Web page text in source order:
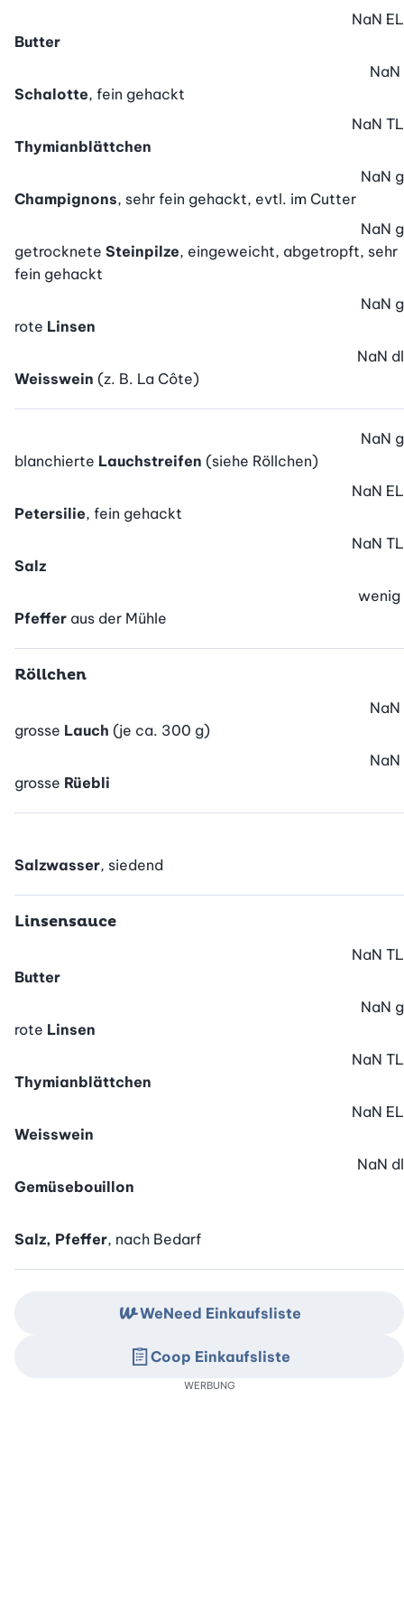
Butter
NaN EL
Schalotte, fein gehackt
NaN
Thymianblättchen
NaN TL
Champignons, sehr fein gehackt, evtl. im Cutter
NaN g
getrocknete Steinpilze, eingeweicht, abgetropft, sehr
fein gehackt
NaN g
rote Linsen
NaN g
Weisswein (z. B. La Côte)
NaN dl
blanchierte Lauchstreifen (siehe Röllchen)
NaN g
Petersilie, fein gehackt
NaN EL
Salz
NaN TL
Pfeffer aus der Mühle
wenig
Röllchen
grosse Lauch (je ca. 300 g)
NaN
grosse Rüebli
NaN
Salzwasser, siedend
Linsensauce
Butter
NaN TL
rote Linsen
NaN g
Thymianblättchen
NaN TL
Weisswein
NaN EL
Gemüsebouillon
NaN dl
Salz, Pfeffer, nach Bedarf
WeNeed Einkaufsliste
Coop Einkaufsliste
WERBUNG